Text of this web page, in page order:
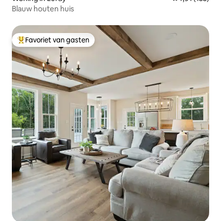
Blauw houten huis
Topfavoriet van gasten
Favoriet van gasten